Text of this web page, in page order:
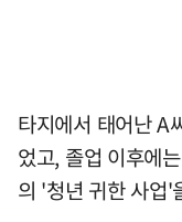
타지에서 태어난 A
었고, 졸업 이후에
의 '청년 귀한 사업'